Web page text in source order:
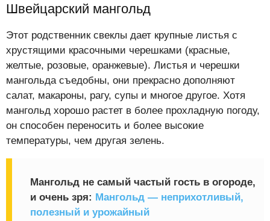
Швейцарский мангольд
Этот родственник свеклы дает крупные листья с
хрустящими красочными черешками (красные,
желтые, розовые, оранжевые). Листья и черешки
мангольда съедобны, они прекрасно дополняют
салат, макароны, рагу, супы и многое другое. Хотя
мангольд хорошо растет в более прохладную погоду,
он способен переносить и более высокие
температуры, чем другая зелень.
Мангольд не самый частый гость в огороде,
и очень зря: Мангольд — неприхотливый,
полезный и урожайный